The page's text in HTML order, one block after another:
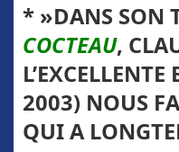
* »DANS SON
COCTEAU,
2003) NOUS
QUI A